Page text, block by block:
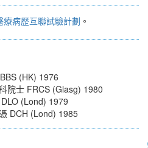
療病歷互聯試驗計劃 。
(HK) 1976
院士 FRCS (Glasg) 1980
(Lond) 1979
DCH (Lond) 1985